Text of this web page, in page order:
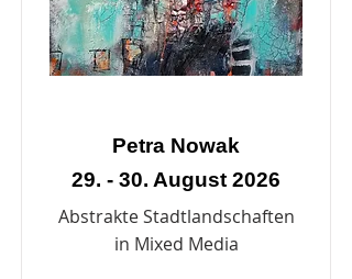
Petra Nowak
29. - 30. August 2026
Abstrakte Stadtlandschaften
in Mixed Media